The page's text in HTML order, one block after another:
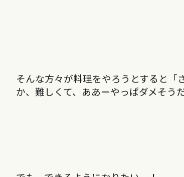
そんな方々が料理をやろうとすると
か、難しくて、ああーやっぱダメそう